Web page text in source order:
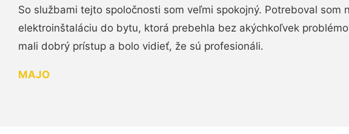
So službami tejto spoločnosti som veľmi spokojný. Potreboval som
elektroinštaláciu do bytu, ktorá prebehla bez akýchkoľvek
mali dobrý prístup a bolo vidieť, že sú profesionáli.
MAJO